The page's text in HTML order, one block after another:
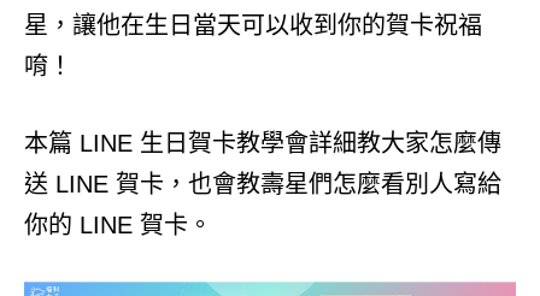
星，讓他在生日當天可以收到你的賀卡祝福
唷！
本篇 LINE 生日賀卡教學會詳細教大家怎麼傳
送 LINE 賀卡，也會教壽星們怎麼看別人寫給
你的 LINE 賀卡。